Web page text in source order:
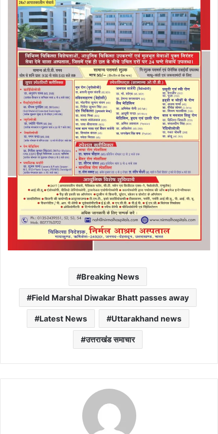
Breaking News
Field Marshal Diwakar Bhatt passes away
Latest News Uttarakhand news
उत्तराखंड समाचार